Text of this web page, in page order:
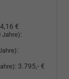
€
Jahre):
:
: 3.795,- €